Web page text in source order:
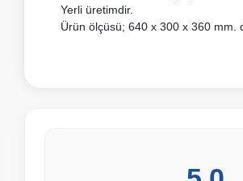
Yerli üretimdir.
Ürün ölçüsü; 640 x 300 x 360 mm.